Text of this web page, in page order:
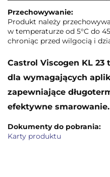
Przechowywanie:
Produkt należy
w temperaturze od 5°C do
chroniąc przed wilgocią i
Castrol Viscogen KL 23
dla wymagających
zapewniające
efektywne smarowanie.
Dokumenty do pobrania:
Karty produktu